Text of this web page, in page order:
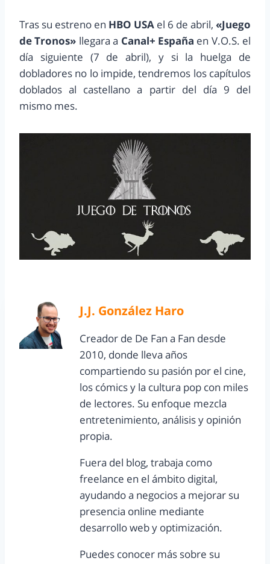
Tras su estreno en HBO USA el 6 de abril, «Juego
de Tronos» llegara a Canal+ España en V.O.S. el
día siguiente (7 de abril), y si la huelga de
dobladores no lo impide, tendremos los capítulos
doblados al castellano a partir del día 9 del
mismo mes.
J.J. González Haro
Creador de De Fan a Fan desde
2010, donde lleva años
compartiendo su pasión por el cine,
los cómics y la cultura pop con miles
de lectores. Su enfoque mezcla
entretenimiento, análisis y opinión
propia.
Fuera del blog, trabaja como
freelance en el ámbito digital,
ayudando a negocios a mejorar su
presencia online mediante
desarrollo web y optimización.
Puedes conocer más sobre su